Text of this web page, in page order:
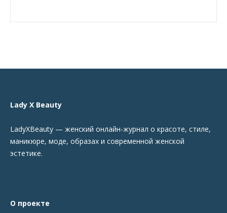
Lady X Beauty
LadyXBeauty — женский онлайн-журнал о красоте, стиле,
маникюре, моде, образах и современной женской
эстетике.
О проекте